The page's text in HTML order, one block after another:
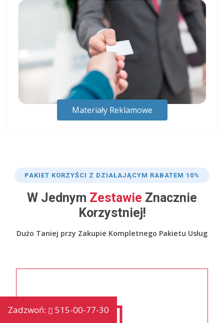
Materiały Reklamowe
PAKIET KORZYŚCI Z DZIAŁAJĄCYM RABATEM 10%
W Jednym Zestawie Znacznie
Korzystniej!
Dużo Taniej przy Zakupie Kompletnego Pakietu Usług
Zadzwoń: 515-00-77-30